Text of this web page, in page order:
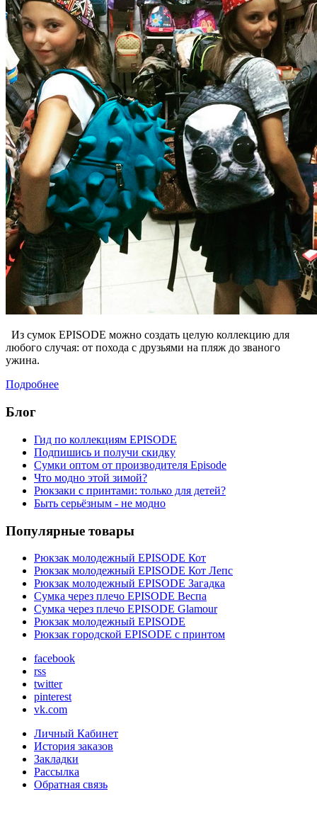
Из сумок EPISODE можно создать целую коллекцию для
любого случая: от похода с друзьями на пляж до званого
ужина.
Подробнее
Блог
Гид по коллекциям EPISODE
Подпишись и получи скидку
Сумки оптом от производителя Episode
Что модно этой зимой?
Рюкзаки с принтами: только для детей?
Быть серьёзным - не модно
Популярные товары
Рюкзак молодежный EPISODE Кот
Рюкзак молодежный EPISODE Кот Лепс
Рюкзак молодежный EPISODE Загадка
Сумка через плечо EPISODE Веспа
Сумка через плечо EPISODE Glamour
Рюкзак молодежный EPISODE
Рюкзак городской EPISODE с принтом
facebook
rss
twitter
pinterest
vk.com
Личный Кабинет
История заказов
Закладки
Рассылка
Обратная связь